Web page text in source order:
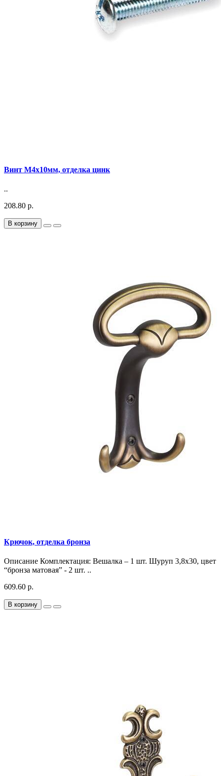
Винт М4х10мм, отделка цинк
..
208.80 р.
В корзину
Крючок, отделка бронза
Описание Комплектация: Вешалка – 1 шт. Шуруп 3,8х30, цвет
“бронза матовая” - 2 шт. ..
609.60 р.
В корзину